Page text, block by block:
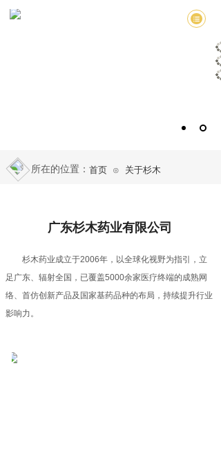
首页 ⊙ 关于杉木
所在的位置：
广东杉木药业有限公司
杉木药业成立于2006年，以全球化视野为指引，立
足广东、辐射全国，已覆盖5000余家医疗终端的成熟网
络、首仿创新产品及国家基药品种的布局，持续提升行业
影响力。